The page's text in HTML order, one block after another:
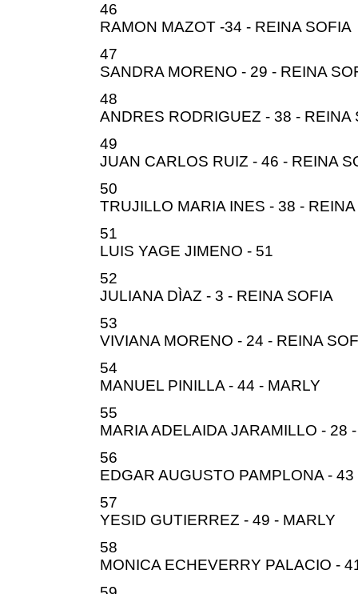
46
RAMON MAZOT -34 - REINA SOFIA
47
SANDRA MORENO - 29 - REINA
48
ANDRES RODRIGUEZ - 38 - REINA
49
JUAN CARLOS RUIZ - 46 - REINA
50
TRUJILLO MARIA INES - 38 -
51
LUIS YAGE JIMENO - 51
52
JULIANA DÌAZ - 3 - REINA SOFIA
53
VIVIANA MORENO - 24 - REINA
54
MANUEL PINILLA - 44 - MARLY
55
MARIA ADELAIDA JARAMILLO - 28
56
EDGAR AUGUSTO PAMPLONA - 43
57
YESID GUTIERREZ - 49 - MARLY
58
MONICA ECHEVERRY PALACIO -